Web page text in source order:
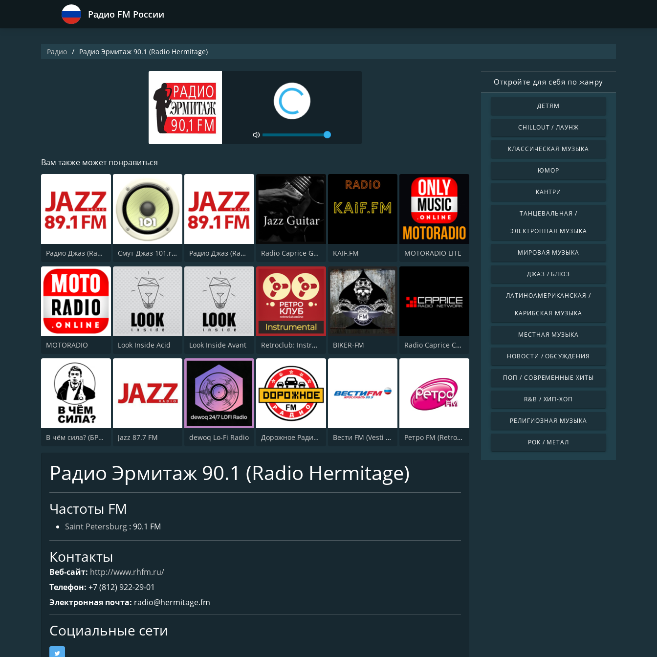
Радио FM России
Радио Радио Эрмитаж 90.1 (Radio Hermitage)
Вам также может понравиться
Радио Джаз (Radio Jazz - Jazz Vocals) Смут Джаз 101.ru Smooth Jazz Радио Джаз (Radio Jazz - Jazz Legends) Radio Caprice Guitar Jazz KAIF.FM MOTORADIO LITE
MOTORADIO Look Inside Acid Look Inside Avant Retroclub: Instrumental BIKER-FM Radio Caprice Chicago Blues
В чём сила? (БРАТ2) Jazz 87.7 FM dewoq Lo-Fi Radio Дорожное Радио (Dorojnoe Radio) Вести FM (Vesti FM) Ретро FM (Retro FM)
Радио Эрмитаж 90.1 (Radio Hermitage)
Частоты FM
Saint Petersburg : 90.1 FM
Контакты
Веб-сайт: http://www.rhfm.ru/
Телефон: +7 (812) 922-29-01
Электронная почта: radio@hermitage.fm
Социальные сети
Откройте для себя по жанру
ДЕТЯМ
CHILLOUT / ЛАУНЖ
КЛАССИЧЕСКАЯ МУЗЫКА
ЮМОР
КАНТРИ
ТАНЦЕВАЛЬНАЯ /
ЭЛЕКТРОННАЯ МУЗЫКА
МИРОВАЯ МУЗЫКА
ДЖАЗ / БЛЮЗ
ЛАТИНОАМЕРИКАНСКАЯ /
КАРИБСКАЯ МУЗЫКА
МЕСТНАЯ МУЗЫКА
НОВОСТИ / ОБСУЖДЕНИЯ
ПОП / СОВРЕМЕННЫЕ ХИТЫ
R&B / ХИП-ХОП
РЕЛИГИОЗНАЯ МУЗЫКА
РОК / МЕТАЛ